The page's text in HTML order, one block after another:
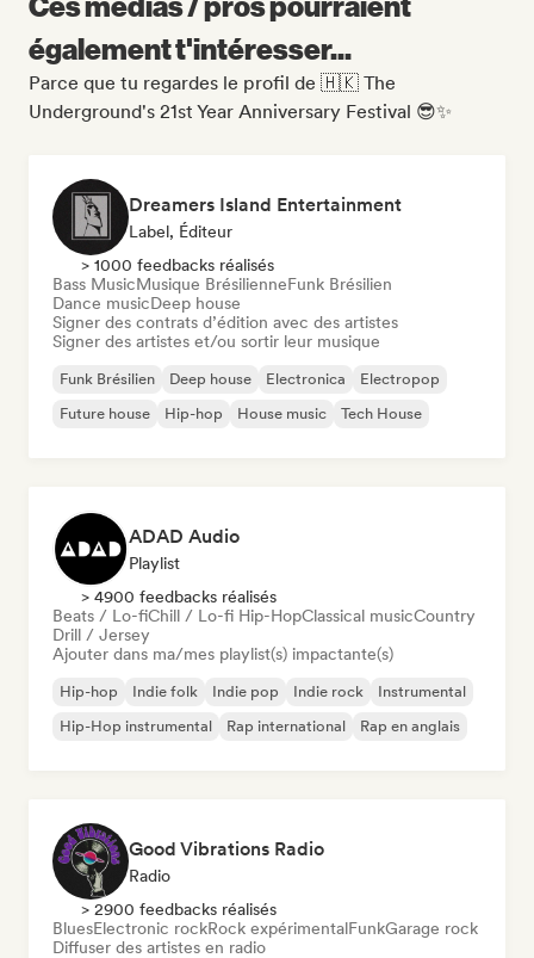
également t'intéresser...
Parce que tu regardes le profil de 🇭🇰 The
Underground's 21st Year Anniversary Festival 😎✨
Dreamers Island Entertainment
Label, Éditeur
> 1000 feedbacks réalisés
Bass MusicMusique BrésilienneFunk Brésilien
Dance musicDeep house
Signer des contrats d’édition avec des artistes
Signer des artistes et/ou sortir leur musique
Funk Brésilien Deep house Electronica
Electropop
Future house
Hip-hop House music Tech House
ADAD Audio
Playlist
> 4900 feedbacks réalisés
Beats / Lo-fiChill / Lo-fi Hip-HopClassical musicCountry
Drill / Jersey
Ajouter dans ma/mes playlist(s) impactante(s)
Hip-hop Indie folk Indie pop Indie rock
Instrumental
Hip-Hop instrumental
Rap international Rap en anglais
Good Vibrations Radio
Radio
> 2900 feedbacks réalisés
BluesElectronic rockRock expérimentalFunkGarage rock
Diffuser des artistes en radio